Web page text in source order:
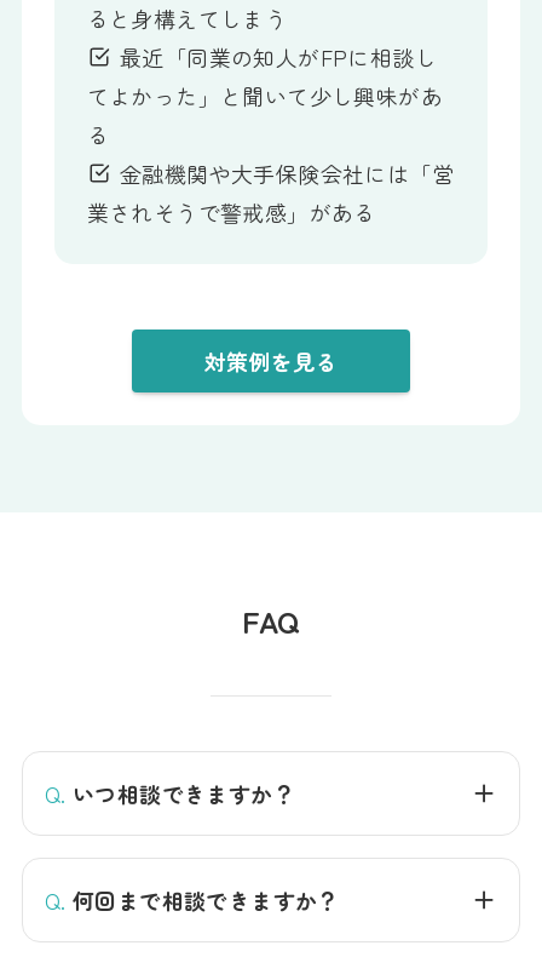
ると身構えてしまう
最近「同業の知人がFPに相談し
てよかった」と聞いて少し興味があ
る
金融機関や大手保険会社には「営
業されそうで警戒感」がある
対策例を見る
FAQ
Q. いつ相談できますか？
Q. 何回まで相談できますか？